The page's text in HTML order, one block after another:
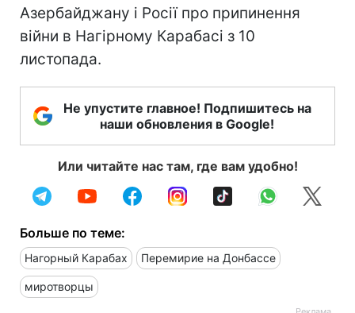
Азербайджану і Росії про припинення
війни в Нагірному Карабасі з 10
листопада.
Не упустите главное! Подпишитесь на
наши обновления в Google!
Или читайте нас там, где вам удобно!
Больше по теме:
Нагорный Карабах Перемирие на Донбассе
миротворцы